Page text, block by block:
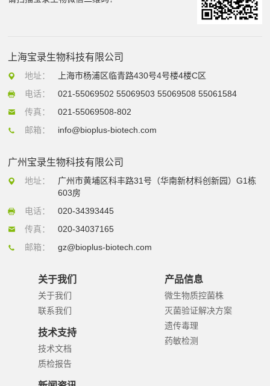
上海宝录生物科技有限公司
地址：
上海市杨浦区临青路430号4号楼4楼C区
电话：
021-55069502 55069503 55069508 55061584
传真：
021-55069508-802
邮箱：
info@bioplus-biotech.com
广州宝录生物科技有限公司
地址：
广州市黄埔区科丰路31号（华南新材料创新园）G1栋
603房
电话：
020-34393445
传真：
020-34037165
邮箱：
gz@bioplus-biotech.com
关于我们
关于我们
联系我们
技术支持
技术文档
质检报告
产品信息
微生物质控菌株
灭菌验证解决方案
遗传毒理
药敏检测